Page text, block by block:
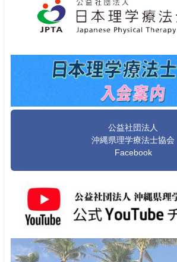
公益社団法人
沖縄県理学療法士協会
Facebook